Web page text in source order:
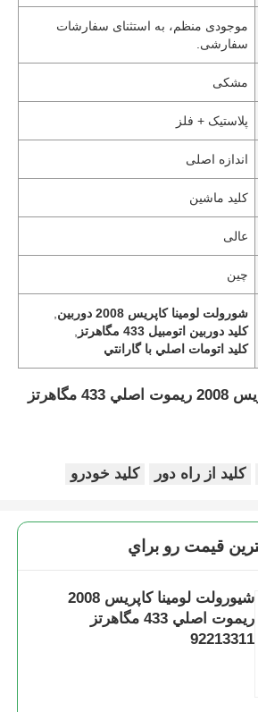
موجودی منظم، به استثنای سفارشات
سفارشی.
مشکی
پلاستیک + فلز
اندازه اصلی
کلید ماشین
عالی
چین
شورولت لومینا کاپریس 2008 دوربين
کليد دوربين اتومبيل 433 مگاهرتز
کليد اتومات اصلي با گارانتي
شيورولت لومينا کاپريس 2008 ريموت اصلي 433 مگاهرتز
کلید از راه دور کلید خودرو
قيمت رو براي
شيورولت لومينا کاپريس 2008
ريموت اصلي 433 مگاهرتز
92213311